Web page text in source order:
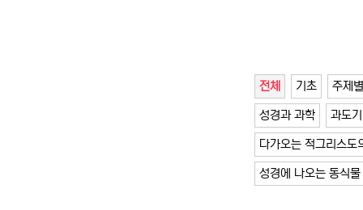
전체 기초 주제별
성경과 과학 과도
다가오는 적그리스도
성경에 나오는 동식물